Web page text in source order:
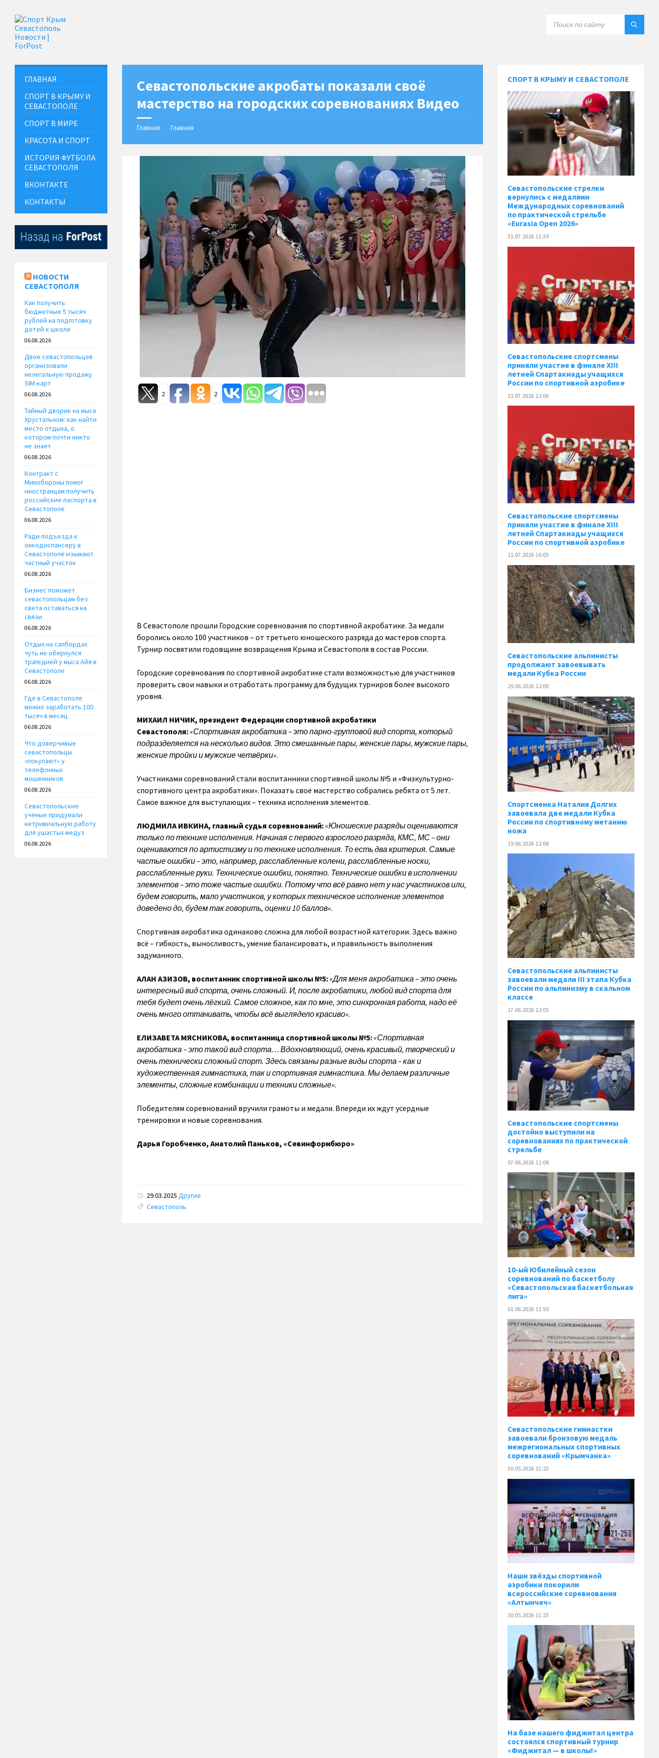
Севастопольские акробаты показали своё
мастерство на городских соревнованиях Видео
Главная Главная
2 2
В Севастополе прошли Городские соревнования по спортивной акробатике. За медали
боролись около 100 участников – от третьего юношеского разряда до мастеров спорта.
Турнир посвятили годовщине возвращения Крыма и Севастополя в состав России.
Городские соревнования по спортивной акробатике стали возможностью для участников
проверить свои навыки и отработать программу для будущих турниров более высокого
уровня.
МИХАИЛ НИЧИК, президент Федерации спортивной акробатики
Севастополя:«Спортивная акробатика – это парно-групповой вид спорта, который
подразделяется на несколько видов. Это смешанные пары, женские пары, мужские пары,
женские тройки и мужские четвёрки».
Участниками соревнований стали воспитанники спортивной школы №5 и «Физкультурно-
спортивного центра акробатики». Показать своё мастерство собрались ребята от 5 лет.
Самое важное для выступающих – техника исполнения элементов.
ЛЮДМИЛА ИВКИНА, главный судья соревнований:«Юношеские разряды оцениваются
только по технике исполнения. Начиная с первого взрослого разряда, КМС, МС – они
оцениваются по артистизму и по технике исполнения. То есть два критерия. Самые
частые ошибки – это, например, расслабленные колени, расслабленные носки,
расслабленные руки. Технические ошибки, понятно. Технические ошибки в исполнении
элементов – это тоже частые ошибки. Потому что всё равно нет у нас участников или,
будем говорить, мало участников, у которых техническое исполнение элементов
доведено до, будем так говорить, оценки 10 баллов».
Спортивная акробатика одинаково сложна для любой возрастной категории. Здесь важно
всё – гибкость, выносливость, умение балансировать, и правильность выполнения
задуманного.
АЛАН АЗИЗОВ, воспитанник спортивной школы №5:«Для меня акробатика – это очень
интересный вид спорта, очень сложный. И, после акробатики, любой вид спорта для
тебя будет очень лёгкий. Самое сложное, как по мне, это синхронная работа, надо её
очень много оттачивать, чтобы всё выглядело красиво».
ЕЛИЗАВЕТА МЯСНИКОВА, воспитанница спортивной школы №5:«Спортивная
акробатика – это такой вид спорта… Вдохновляющий, очень красивый, творческий и
очень технически сложный спорт. Здесь связаны разные виды спорта – как и
художественная гимнастика, так и спортивная гимнастика. Мы делаем различные
элементы, сложные комбинации и техники сложные».
Победителям соревнований вручили грамоты и медали. Впереди их ждут усердные
тренировки и новые соревнования.
Дарья Горобченко, Анатолий Паньков, «Севинформбюро»
29.03.2025 Другие
Tags:
Севастополь
ГЛАВНАЯ
СПОРТ В КРЫМУ И
СЕВАСТОПОЛЕ
СПОРТ В МИРЕ
КРАСОТА И СПОРТ
ИСТОРИЯ ФУТБОЛА
СЕВАСТОПОЛЯ
ВКОНТАКТЕ
КОНТАКТЫ
НОВОСТИ
СЕВАСТОПОЛЯ
Как получить
бюджетные 5 тысяч
рублей на подготовку
детей к школе
06.08.2026
Двое севастопольцев
организовали
нелегальную продажу
SIM-карт
06.08.2026
Тайный дворик на мысе
Хрустальном: как найти
место отдыха, о
котором почти никто
не знает
06.08.2026
Контракт с
Минобороны помог
иностранцам получить
российские паспорта в
Севастополе
06.08.2026
Ради подъезда к
онкодиспансеру в
Севастополе изымают
частный участок
06.08.2026
Бизнес поможет
севастопольцам без
света оставаться на
связи
06.08.2026
Отдых на сапбордах
чуть не обернулся
трагедией у мыса Айя в
Севастополе
06.08.2026
Где в Севастополе
можно заработать 100
тысяч в месяц
06.08.2026
Что доверчивые
севастопольцы
«покупают» у
телефонных
мошенников
06.08.2026
Севастопольские
учёные придумали
нетривиальную работу
для ушастых медуз
06.08.2026
СПОРТ В КРЫМУ И СЕВАСТОПОЛЕ
Севастопольские стрелки
вернулись с медалями
Международных соревнований
по практической стрельбе
«Eurasia Open 2026»
31.07.2026 11:39
Севастопольские спортсмены
приняли участие в финале XIII
летней Спартакиады учащихся
России по спортивной аэробике
13.07.2026 12:06
Севастопольские спортсмены
приняли участие в финале XIII
летней Спартакиады учащихся
России по спортивной аэробике
11.07.2026 16:03
Севастопольские альпинисты
продолжают завоевывать
медали Кубка России
29.06.2026 12:00
Спортсменка Наталия Долгих
завоевала две медали Кубка
России по спортивному метанию
ножа
19.06.2026 12:08
Севастопольские альпинисты
завоевали медали III этапа Кубка
России по альпинизму в скальном
классе
17.06.2026 12:05
Севастопольские спортсмены
достойно выступили на
соревнованиях по практической
стрельбе
07.06.2026 11:08
10-ый Юбилейный сезон
соревнований по баскетболу
«Севастопольская баскетбольная
лига»
01.06.2026 11:55
Севастопольские гимнастки
завоевали бронзовую медаль
межрегиональных спортивных
соревнований «Крымчанка»
30.05.2026 11:23
Наши звёзды спортивной
аэробики покорили
всероссийские соревнования
«Алтынчеч»
30.05.2026 11:23
На базе нашего фиджитал центра
состоялся спортивный турнир
«Фиджитал — в школы!»